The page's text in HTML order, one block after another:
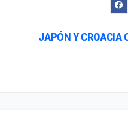
JAPÓN Y CROACIA